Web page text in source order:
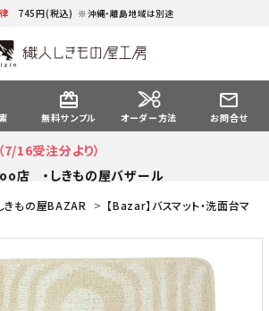
745円(税込) ※沖縄・離島地域は別途
card_giftcard
無料サンプル オーダー方法
mail_outline
お問合せ
16受注分より）
店 ・しきもの屋バザール
もの屋BAZAR > 【Bazar】バスマット・洗面台マ